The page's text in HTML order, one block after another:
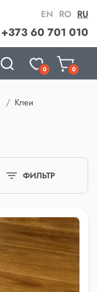
+373 60 701 010
EN RO RU
0 0
Клеи
ФИЛЬТР